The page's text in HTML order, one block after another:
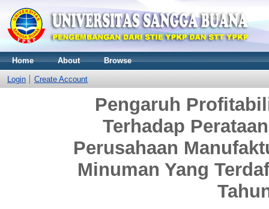
Home About Browse
Login Create Account
Pengaruh
Terhadap
Perusahaan
Minuman Yang